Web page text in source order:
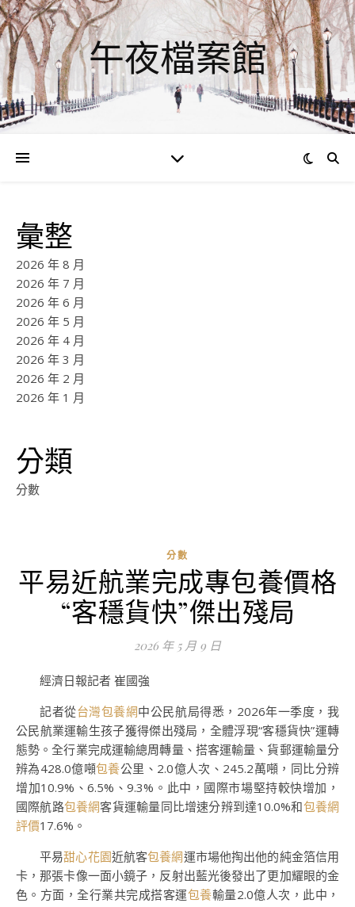
午夜檔案館
彙整
2026 年 8 月
2026 年 7 月
2026 年 6 月
2026 年 5 月
2026 年 4 月
2026 年 3 月
2026 年 2 月
2026 年 1 月
分類
分數
分數
平易近航業完成專包養價格
“客穩貨快”傑出殘局
2026 年 5 月 9 日
經濟日報記者 崔國強
記者從台灣包養網中公民航局得悉，2026年一季度，我
公民航業運輸生孩子獲得傑出殘局，全體浮現“客穩貨快”運轉
態勢。全行業完成運輸總周轉量、搭客運輸量、貨郵運輸量分
辨為428.0億噸包養公里、2.0億人次、245.2萬噸，同比分辨
增加10.9%、6.5%、9.3%。此中，國際市場堅持較快增加，
國際航路包養網客貨運輸量同比增速分辨到達10.0%和包養網
評價17.6%。
平易甜心花園近航客包養網運市場他掏出他的純金箔信用
卡，那張卡像一面小鏡子，反射出藍光後發出了更加耀眼的金
色。方面，全行業共完成搭客運包養輸量2.0億人次，此中，